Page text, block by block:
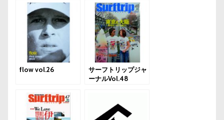
flow vol.26
サーフトリップジャ
ーナルVol.48